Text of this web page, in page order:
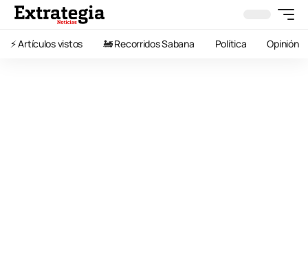
⚡️ Artículos vistos 🚂 Recorridos Sabana Política Opinión